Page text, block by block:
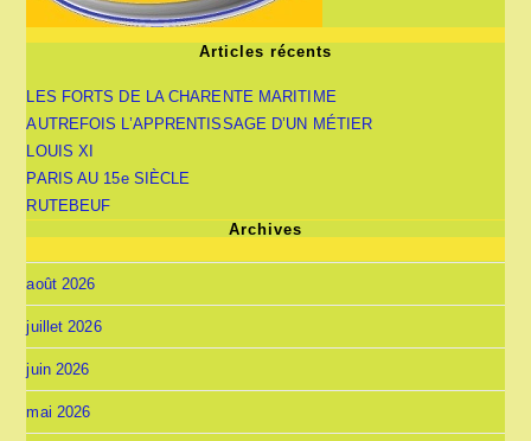
Articles récents
LES FORTS DE LA CHARENTE MARITIME
AUTREFOIS L’APPRENTISSAGE D’UN MÉTIER
LOUIS XI
PARIS AU 15e SIÈCLE
RUTEBEUF
Archives
août 2026
juillet 2026
juin 2026
mai 2026